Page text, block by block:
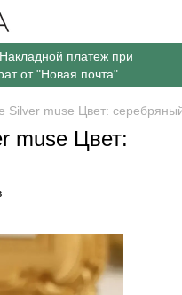
платеж при
от "Новая почта".
Silver muse Цвет:
muse Цвет: